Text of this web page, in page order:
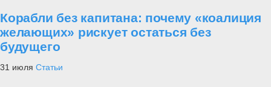
Корабли без капитана: почему «коалиция
желающих» рискует остаться без
будущего
31 июля Статьи